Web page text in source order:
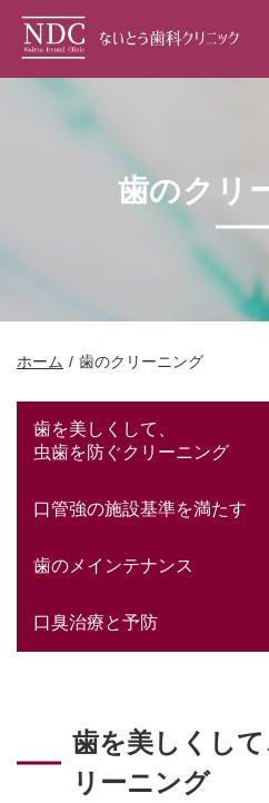
歯のクリ
ホーム 歯のクリーニング
歯を美しくして、
虫歯を防ぐクリーニング
口管強の施設基準を満たす
歯のメインテナンス
口臭治療と予防
歯を美しくし
リーニング